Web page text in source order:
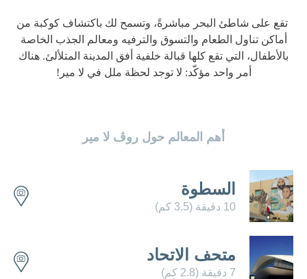
روڤ هوم
إتش كيو باي روڤ
تقع على شاطئ البحر مباشرةً، وتسمح لك باكتشاف كوكبة من
أماكن تناول الطعام والتسوق والترفيه ومعالم الجذب الخاصة
بالأطفال، التي تقع كلها قبالة خلفية أفق المدينة المتلألئ. هناك
أمر واحد مؤكّد: لا توجد لحظة ملل في لا مير!
أهم المعالم حول روڤ لا مير
السطوة
10 دقيقة (3.5 كم)
متحف الاتحاد
7 دقيقة (2.8 كم)